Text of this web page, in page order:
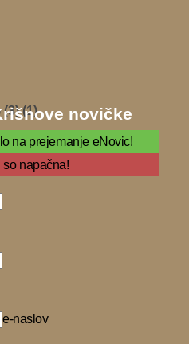
novičke
na prejemanje eNovic!
napačna!
e-naslov